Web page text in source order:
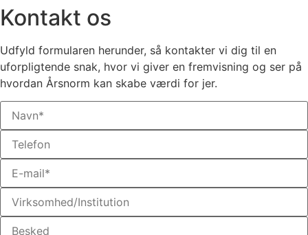
Kontakt os
Udfyld formularen herunder, så kontakter vi dig til en
uforpligtende snak, hvor vi giver en fremvisning og ser på
hvordan Årsnorm kan skabe værdi for jer.